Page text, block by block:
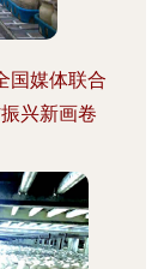
国媒体联合
兴新画卷